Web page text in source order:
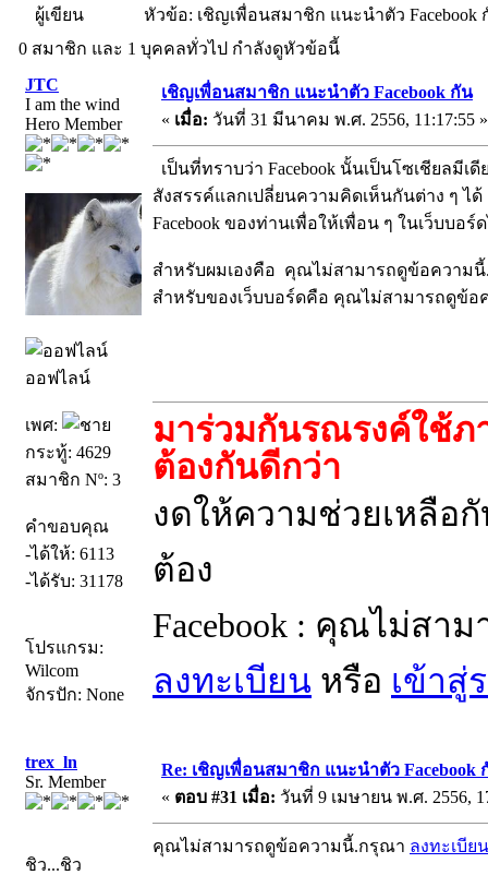
ผู้เขียน
หัวข้อ: เชิญเพื่อนสมาชิก แนะนำตัว Facebook
0 สมาชิก และ 1 บุคคลทั่วไป กำลังดูหัวข้อนี้
JTC
I am the wind
Hero Member
ออฟไลน์
เพศ:
กระทู้: 4629
สมาชิก Nº: 3
คำขอบคุณ
-ได้ให้: 6113
-ได้รับ: 31178
โปรแกรม:
Wilcom
จักรปัก: None
เชิญเพื่อนสมาชิก แนะนำตัว Facebook กัน
« เมื่อ: วันที่ 31 มีนาคม พ.ศ. 2556, 11:17:55 »
เป็นที่ทราบว่า Facebook นั้นเป็นโซเชียลมี
สังสรรค์แลกเปลี่ยนความคิดเห็นกันต่าง ๆ
Facebook ของท่านเพื่อให้เพื่อน ๆ ในเว็บบอ
สำหรับผมเองคือ คุณไม่สามารถดูข้อความ
สำหรับของเว็บบอร์ดคือ คุณไม่สามารถดูข้
มาร่วมกันรณรงค์ใช้ภ
ต้องกันดีกว่า
งดให้ความช่วยเหลือ
ต้อง
Facebook : คุณไม่สา
ลงทะเบียน หรือ เข้าสู่
trex_ln
Sr. Member
ชิว...ชิว
Re: เชิญเพื่อนสมาชิก แนะนำตัว Facebook
« ตอบ #31 เมื่อ: วันที่ 9 เมษายน พ.ศ. 2556,
คุณไม่สามารถดูข้อความนี้.กรุณา ลงทะเบียน